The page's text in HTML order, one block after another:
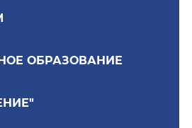
ОБРАЗОВАНИЕ